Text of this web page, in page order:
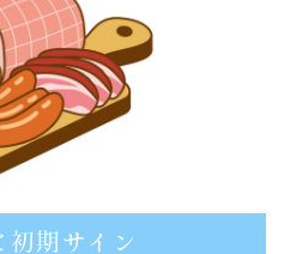
初期サイン